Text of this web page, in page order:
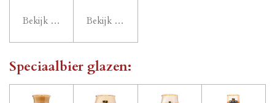
Bekijk details Bekijk details
Speciaalbier glazen: